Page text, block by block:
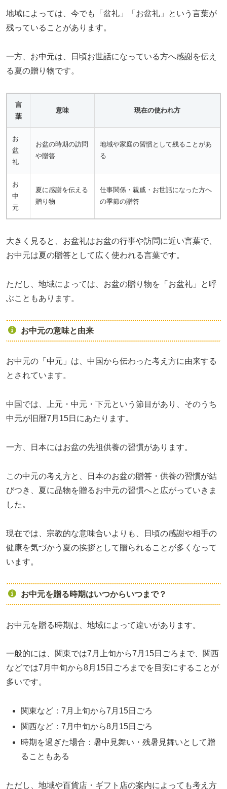
地域によっては、今でも「盆礼」「お盆礼」という言葉が
残っていることがあります。
一方、お中元は、日頃お世話になっている方へ感謝を伝え
る夏の贈り物です。
言
葉
意味 現在の使われ方
お
盆
礼
お盆の時期の訪問
や贈答
地域や家庭の習慣として残ることがあ
る
お
中
元
夏に感謝を伝える
贈り物
仕事関係・親戚・お世話になった方へ
の季節の贈答
大きく見ると、お盆礼はお盆の行事や訪問に近い言葉で、
お中元は夏の贈答として広く使われる言葉です。
ただし、地域によっては、お盆の贈り物を「お盆礼」と呼
ぶこともあります。
お中元の意味と由来
お中元の「中元」は、中国から伝わった考え方に由来する
とされています。
中国では、上元・中元・下元という節目があり、そのうち
中元が旧暦7月15日にあたります。
一方、日本にはお盆の先祖供養の習慣があります。
この中元の考え方と、日本のお盆の贈答・供養の習慣が結
びつき、夏に品物を贈るお中元の習慣へと広がっていきま
した。
現在では、宗教的な意味合いよりも、日頃の感謝や相手の
健康を気づかう夏の挨拶として贈られることが多くなって
います。
お中元を贈る時期はいつからいつまで？
お中元を贈る時期は、地域によって違いがあります。
一般的には、関東では7月上旬から7月15日ごろまで、関西
などでは7月中旬から8月15日ごろまでを目安にすることが
多いです。
関東など：7月上旬から7月15日ごろ
関西など：7月中旬から8月15日ごろ
時期を過ぎた場合：暑中見舞い・残暑見舞いとして贈
ることもある
ただし、地域や百貨店・ギフト店の案内によっても考え方